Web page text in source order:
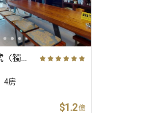
玫瑰園 紅山道88號〈獨立屋〉
4房
$1.2億